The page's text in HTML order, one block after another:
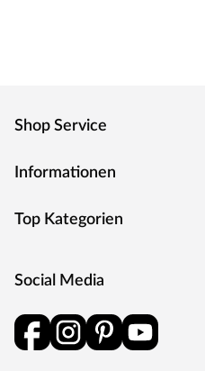
Shop Service
Informationen
Top Kategorien
Social Media